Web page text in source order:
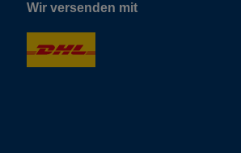
Wir versenden mit